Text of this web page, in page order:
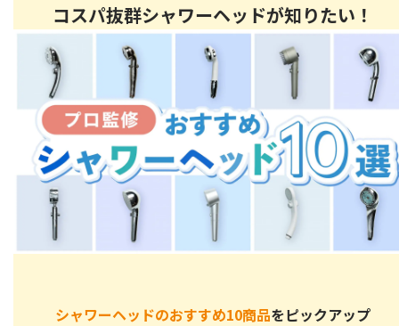
原因を知ってから冷え性の改善に取り組もう
コスパ抜群シャワーヘッドが知りたい！
シャワーヘッドのおすすめ10商品をピックアップ